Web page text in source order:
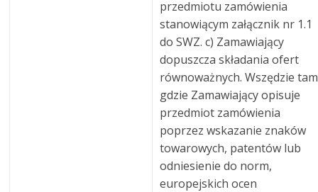
przedmiotu zamówienia
stanowiącym załącznik nr 1.1
do SWZ. c) Zamawiający
dopuszcza składania ofert
równoważnych. Wszędzie
gdzie Zamawiający opisuje
przedmiot zamówienia
poprzez wskazanie znaków
towarowych, patentów lub
odniesienie do norm,
europejskich ocen